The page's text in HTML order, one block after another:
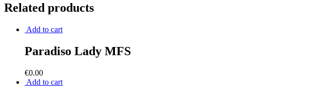
Related products
Add to cart
Paradiso Lady MFS
€0.00
Add to cart